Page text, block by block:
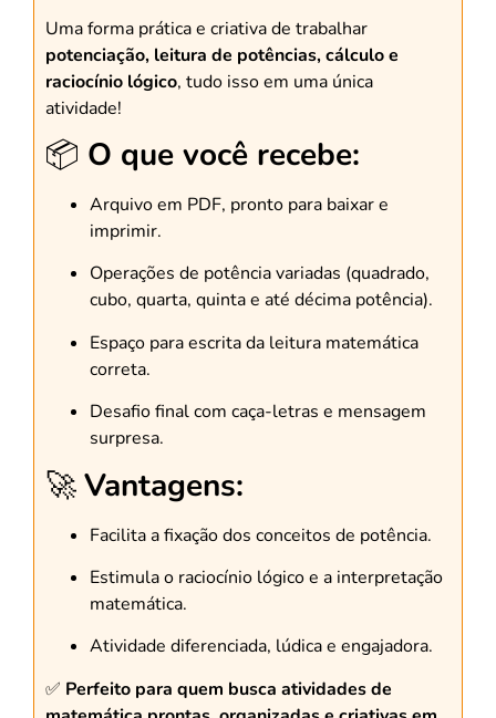
Uma forma prática e criativa de trabalhar
potenciação, leitura de potências, cálculo e
raciocínio lógico, tudo isso em uma única
atividade!
📦 O que você recebe:
Arquivo em PDF, pronto para baixar e
imprimir.
Operações de potência variadas (quadrado,
cubo, quarta, quinta e até décima potência).
Espaço para escrita da leitura matemática
correta.
Desafio final com caça-letras e mensagem
surpresa.
🚀Vantagens:
Facilita a fixação dos conceitos de potência.
Estimula o raciocínio lógico e a interpretação
matemática.
Atividade diferenciada, lúdica e engajadora.
✅ Perfeito para quem busca atividades de